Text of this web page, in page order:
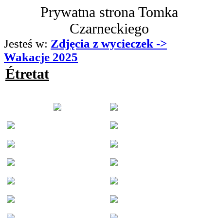
Prywatna strona Tomka
Czarneckiego
Jesteś w: Zdjęcia z wycieczek ->
Wakacje 2025
Étretat